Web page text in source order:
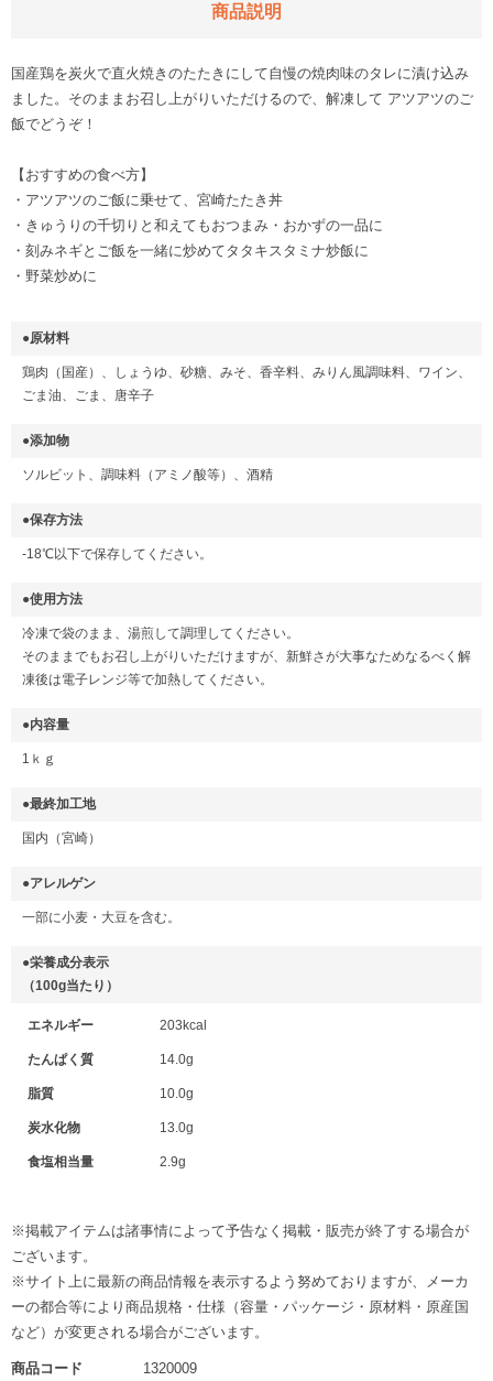
商品コード 1320009
商品説明
国産鶏を炭火で直火焼きのたたきにして自慢の焼肉味のタレに漬け込み
ました。そのままお召し上がりいただけるので、解凍して アツアツのご
飯でどうぞ！
【おすすめの食べ方】
・アツアツのご飯に乗せて、宮崎たたき丼
・きゅうりの千切りと和えてもおつまみ・おかずの一品に
・刻みネギとご飯を一緒に炒めてタタキスタミナ炒飯に
・野菜炒めに
●原材料
鶏肉（国産）、しょうゆ、砂糖、みそ、香辛料、みりん風調味料、ワイン、
ごま油、ごま、唐辛子
●添加物
ソルビット、調味料（アミノ酸等）、酒精
●保存方法
-18℃以下で保存してください。
●使用方法
冷凍で袋のまま、湯煎して調理してください。
そのままでもお召し上がりいただけますが、新鮮さが大事なためなるべく解
凍後は電子レンジ等で加熱してください。
●内容量
1ｋｇ
●最終加工地
国内（宮崎）
●アレルゲン
一部に小麦・大豆を含む。
●栄養成分表示
（100g当たり）
エネルギー 203kcal
たんぱく質 14.0g
脂質 10.0g
炭水化物 13.0g
食塩相当量 2.9g
※掲載アイテムは諸事情によって予告なく掲載・販売が終了する場合が
ございます。
※サイト上に最新の商品情報を表示するよう努めておりますが、メーカ
ーの都合等により商品規格・仕様（容量・パッケージ・原材料・原産国
など）が変更される場合がございます。